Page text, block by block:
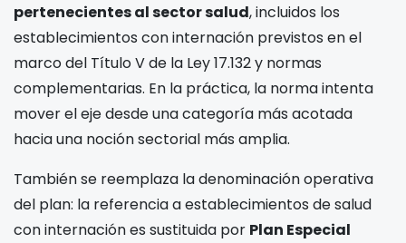
pertenecientes al sector salud, incluidos los
establecimientos con internación previstos en el
marco del Título V de la Ley 17.132 y normas
complementarias. En la práctica, la norma intenta
mover el eje desde una categoría más acotada
hacia una noción sectorial más amplia.
También se reemplaza la denominación operativa
del plan: la referencia a establecimientos de salud
con internación es sustituida por Plan Especial